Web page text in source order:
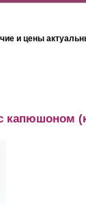
и цены
капюшоном